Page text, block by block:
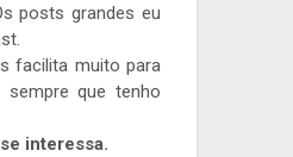
posts grandes eu
facilita muito para
que tenho
interessa.